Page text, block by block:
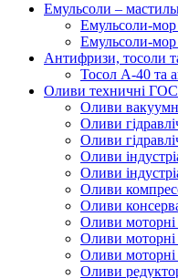
Емульсоли –
Емульсоли-мор
Емульсоли-мор
Антифризи, тосоли
Тосол А-40 та
Оливи техничні
Оливи
Оливи
Оливи
Оливи
Оливи
Оливи
Оливи
Оливи моторні
Оливи
Оливи моторні
Оливи